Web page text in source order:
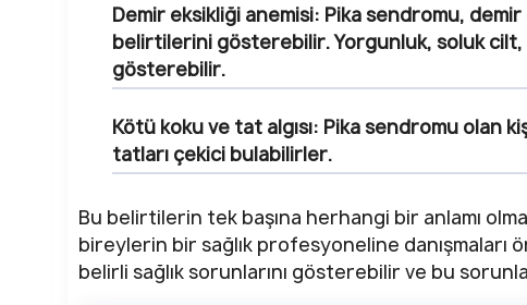
Demir eksikliği anemisi: Pika sendromu, demir
belirtilerini gösterebilir. Yorgunluk, soluk
gösterebilir.
Kötü koku ve tat algısı: Pika sendromu olan
tatları çekici bulabilirler.
Bu belirtilerin tek başına herhangi bir anlamı
bireylerin bir sağlık profesyoneline
belirli sağlık sorunlarını gösterebilir ve bu